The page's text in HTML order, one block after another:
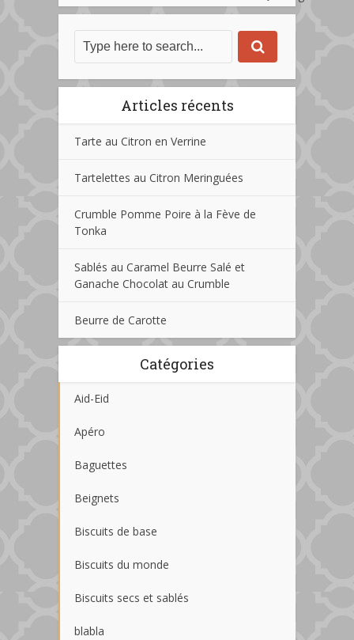
Articles récents
Tarte au Citron en Verrine
Tartelettes au Citron Meringuées
Crumble Pomme Poire à la Fève de
Tonka
Sablés au Caramel Beurre Salé et
Ganache Chocolat au Crumble
Beurre de Carotte
Catégories
Aid-Eid
Apéro
Baguettes
Beignets
Biscuits de base
Biscuits du monde
Biscuits secs et sablés
blabla